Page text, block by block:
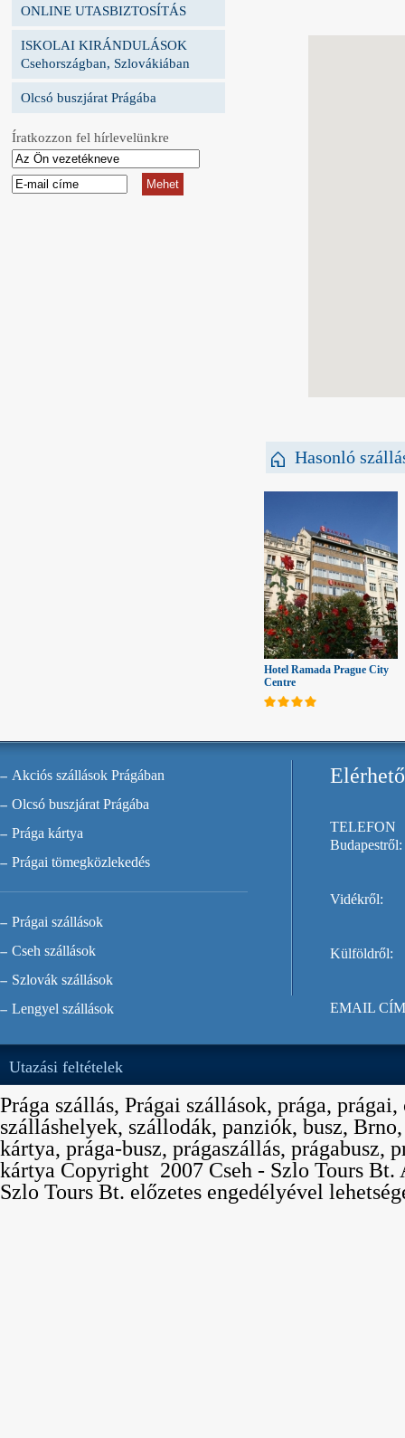
ONLINE UTASBIZTOSÍTÁS
ISKOLAI KIRÁNDULÁSOK
Csehországban, Szlovákiában
Olcsó buszjárat Prágába
Íratkozzon fel hírlevelünkre
Hasonló
Hotel Ramada Prague City
Centre
Akciós szállások Prágában
Olcsó buszjárat Prágába
Prága kártya
Prágai tömegközlekedés
Prágai szállások
Cseh szállások
Szlovák szállások
Lengyel szállások
TELEFON
Budapestről:
Vidékről:
Külföldről:
EMAIL
Utazási feltételek
Prága szállás, Prágai szállások, prága,
szálláshelyek, szállodák, panziók, busz,
kártya, prága-busz, prágaszállás, prágabusz,
kártya Copyright  2007 Cseh - Szlo Tours
Szlo Tours Bt. előzetes engedélyével